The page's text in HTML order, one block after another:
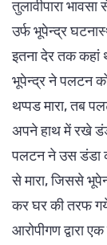
तुलावीपारा
उर्फ भूपेन्द्र
इतना देर तक कहां
भूपेन्द्र ने पलटन
थप्पड मारा, तब
अपने हाथ में रखे
पलटन ने उस डंडा
से मारा, जिससे
कर घर की तरफ
आरोपीगण द्वारा